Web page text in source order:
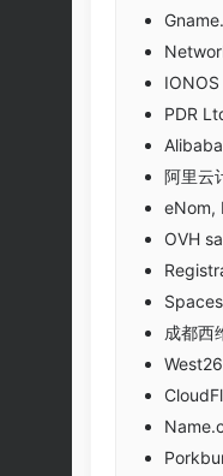
IONOS
PDR
阿里云
eNom,
OVH
成都西